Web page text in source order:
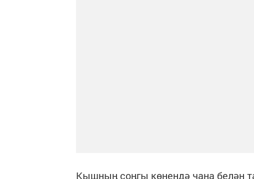
Кышның соңгы көнендә чана белән